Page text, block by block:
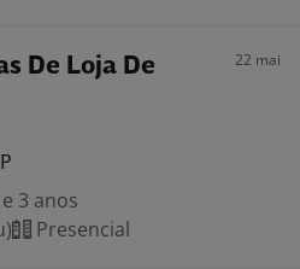
De Loja De
22 mai
3 anos
Presencial